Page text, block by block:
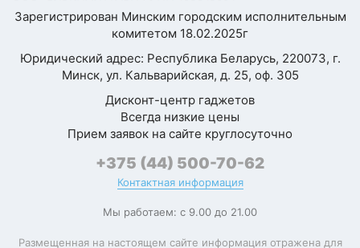
Материал граней
алюминий
крышки
стекло
Ударопрочный
корпус
Пыле- и
влагозащита
Физическая
клавиатура
конфиденциальности
данного сайта
Зарегистрирован Минским городским исполнительным
комитетом 18.02.2025г
Юридический адрес: Республика Беларусь, 220073, г.
Минск, ул. Кальварийская, д. 25, оф. 305
Дисконт-центр гаджетов
Всегда низкие цены
Прием заявок на сайте круглосуточно
+375 (44) 500-70-62
Контактная информация
Мы работаем: с 9.00 до 21.00
Размещенная на настоящем сайте информация отражена для